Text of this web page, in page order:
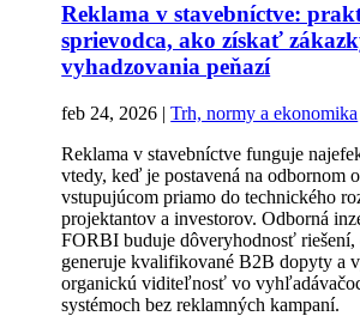
Reklama v stavebníctve:
sprievodca, ako získať
vyhadzovania peňazí
feb 24, 2026 |Trh, normy a ekonomika
Reklama v stavebníctve funguje
vtedy, keď je postavená na odbornom
vstupujúcom priamo do technického
projektantov a investorov. Odborná
FORBI buduje dôveryhodnosť riešení,
generuje kvalifikované B2B dopyty a
organickú viditeľnosť vo
systémoch bez reklamných kampaní.